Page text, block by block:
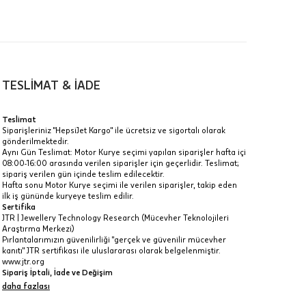
ancak
Taksit Toplamı
182.600 ₺
182.600 ₺
TESLİMAT & İADE
Teslimat
Siparişleriniz "HepsiJet Kargo" ile ücretsiz ve sigortalı olarak
gönderilmektedir.
Aynı Gün Teslimat: Motor Kurye seçimi yapılan siparişler hafta içi
08:00-16:00 arasında verilen siparişler için geçerlidir. Teslimat;
sipariş verilen gün içinde teslim edilecektir.
Hafta sonu Motor Kurye seçimi ile verilen siparişler, takip eden
ilk iş gününde kuryeye teslim edilir.
Sertifika
JTR | Jewellery Technology Research (Mücevher Teknolojileri
Araştırma Merkezi)
Pırlantalarımızın güvenilirliği "gerçek ve güvenilir mücevher
kanıtı" JTR sertifikası ile uluslararası olarak belgelenmiştir.
www.jtr.org
Sipariş İptali, İade ve Değişim
İptal: Kargoya verilmeyen veya faturası oluşmayan siparişlerinizi
daha fazlası